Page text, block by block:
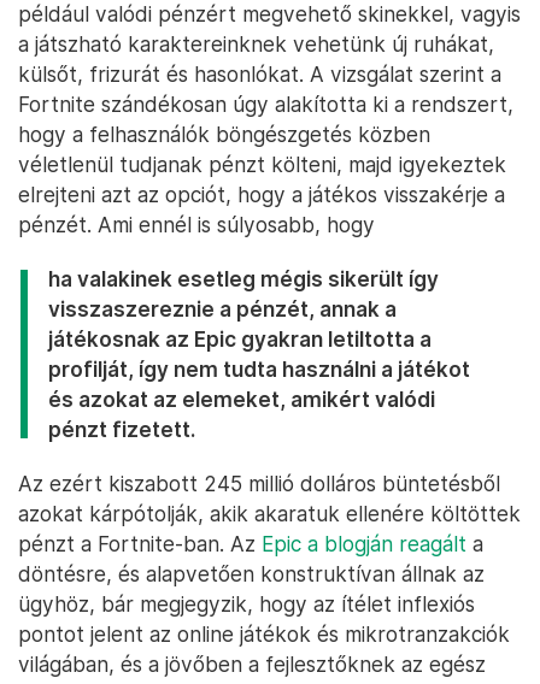
például valódi pénzért megvehető skinekkel, vagyis
a játszható karaktereinknek vehetünk új ruhákat,
külsőt, frizurát és hasonlókat. A vizsgálat szerint a
Fortnite szándékosan úgy alakította ki a rendszert,
hogy a felhasználók böngészgetés közben
véletlenül tudjanak pénzt költeni, majd igyekeztek
elrejteni azt az opciót, hogy a játékos visszakérje a
pénzét. Ami ennél is súlyosabb, hogy
ha valakinek esetleg mégis sikerült így
visszaszereznie a pénzét, annak a
játékosnak az Epic gyakran letiltotta a
profilját, így nem tudta használni a játékot
és azokat az elemeket, amikért valódi
pénzt fizetett.
Az ezért kiszabott 245 millió dolláros büntetésből
azokat kárpótolják, akik akaratuk ellenére költöttek
pénzt a Fortnite-ban. Az Epic a blogján reagált a
döntésre, és alapvetően konstruktívan állnak az
ügyhöz, bár megjegyzik, hogy az ítélet inflexiós
pontot jelent az online játékok és mikrotranzakciók
világában, és a jövőben a fejlesztőknek az egész